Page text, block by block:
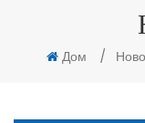
Дом /